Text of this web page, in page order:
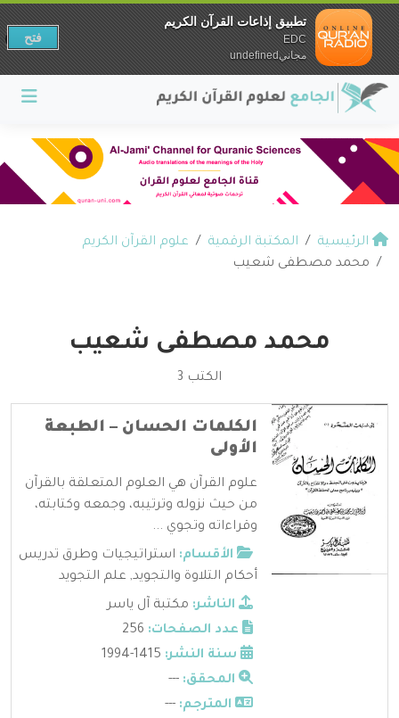
الرئيسية المكتبة الرقمية
علوم القرآن الكريم
محمد مصطفى شعيب
محمد مصطفى شعيب
الكتب 3
الكلمات الحسان – الطبعة
الأولى
علوم القرآن هي العلوم المتعلقة بالقرآن
من حيث نزوله وترتيبه، وجمعه وكتابته،
وقراءاته وتجوي ...
الأقسام: استراتيجيات وطرق تدريس
أحكام التلاوة والتجويد, علم التجويد
الناشر: مكتبة آل ياسر
عدد الصفحات:
سنة النشر:
المحقق: ---
المترجم: ---
تطبيق إذاعات القرآن الكريم
EDC
مجانيundefined
فتح